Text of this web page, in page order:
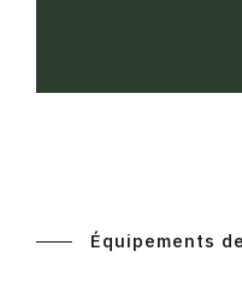
Équipements